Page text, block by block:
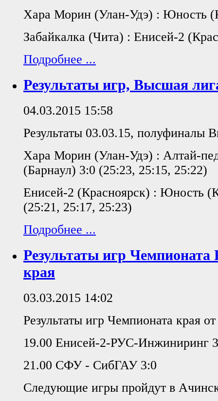
Хара Морин (Улан-Удэ) : Юность
Забайкалка (Чита) : Енисей-2
Подробнее ...
Результаты игр, Высшая
04.03.2015 15:58
Результаты 03.03.15, полуфиналы
Хара Морин (Улан-Удэ) : Алтай-
(Барнаул) 3:0 (25:23, 25:15, 25:22)
Енисей-2 (Красноярск) : Юность
(25:21, 25:17, 25:23)
Подробнее ...
Результаты игр Чемпионата
края
03.03.2015 14:02
Результаты игр Чемпионата края
19.00 Енисей-2-РУС-Инжиниринг
21.00 СФУ - СибГАУ 3:0
Следующие игры пройдут в